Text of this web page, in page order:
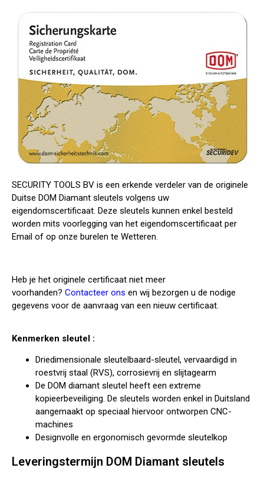
SECURITY TOOLS BV is een erkende verdeler van de originele
Duitse DOM Diamant sleutels volgens uw
eigendomscertificaat. Deze sleutels kunnen enkel besteld
worden mits voorlegging van het eigendomscertificaat per
Email of op onze burelen te Wetteren.
Heb je het originele certificaat niet meer
voorhanden? Contacteer ons en wij bezorgen u de nodige
gegevens voor de aanvraag van een nieuw certificaat.
Kenmerken sleutel :
Driedimensionale sleutelbaard-sleutel, vervaardigd in
roestvrij staal (RVS), corrosievrij en slijtagearm
De DOM diamant sleutel heeft een extreme
kopieerbeveiliging. De sleutels worden enkel in Duitsland
aangemaakt op speciaal hiervoor ontworpen CNC-
machines
Designvolle en ergonomisch gevormde sleutelkop
Leveringstermijn DOM Diamant sleutels